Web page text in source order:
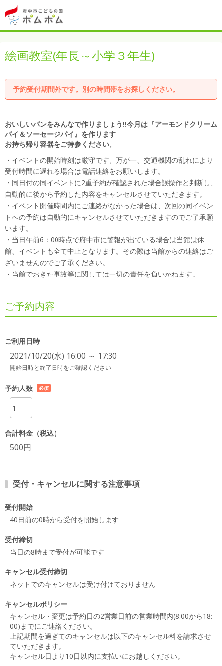
絵画教室(年長～小学３年生)
予約受付期間外です。別の時間帯をお探しください。
おいしいパンをみんなで作りましょう!!今月は『アーモンドクリーム
パイ＆ソーセージパイ』を作ります
お持ち帰り容器をご持参ください。
・イベントの開始時刻は厳守です。万が一、交通機関の乱れにより
受付時間に遅れる場合は電話連絡をお願いします。
・同日付の同イベントに2重予約が確認された場合誤操作と判断し、
自動的に後から予約した内容をキャンセルさせていただきます。
・イベント開催時間内にご連絡がなかった場合は、次回の同イベン
トへの予約は自動的にキャンセルさせていただきますのでご了承願
います。
・当日午前6：00時点で府中市に警報が出ている場合は当館は休
館、イベントも全て中止となります。その際は当館からの連絡はご
ざいませんのでご了承ください。
・当館でおきた事故等に関しては一切の責任を負いかねます。
ご予約内容
ご利用日時
2021/10/20(水) 16:00 ～ 17:30
開始日時と終了日時をご確認ください
予約人数
必須
合計料金（税込）
500円
受付・キャンセルに関する注意事項
受付開始
40日前の0時から受付を開始します
受付締切
当日の8時まで受付が可能です
キャンセル受付締切
ネットでのキャンセルは受け付けておりません
キャンセルポリシー
キャンセル・変更は予約日の2営業日前の営業時間内(8:00から18:
00)までにご連絡ください。
上記期間を過ぎてのキャンセルは以下のキャンセル料を請求させ
ていただきます。
キャンセル日より10日以内に支払いにお越しください。